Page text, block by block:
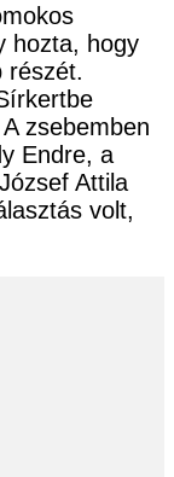
hozta, hogy
részét.
zsebemben
Endre, a
Attila
volt,